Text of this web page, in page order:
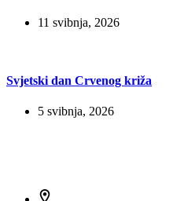
11 svibnja, 2026
Svjetski dan Crvenog križa
5 svibnja, 2026